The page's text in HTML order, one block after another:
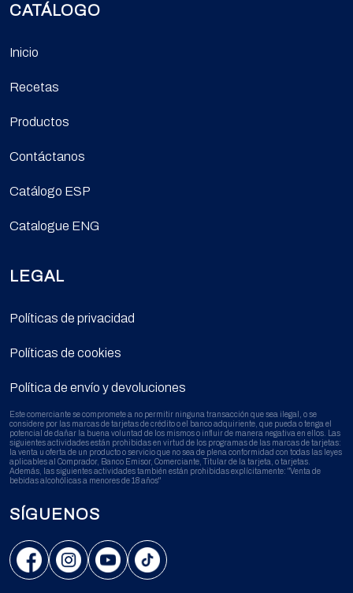
CATÁLOGO
Inicio
Recetas
Productos
Contáctanos
Catálogo ESP
Catalogue ENG
LEGAL
Políticas de privacidad
Políticas de cookies
Política de envío y devoluciones
Este comerciante se compromete a no permitir ninguna transacción que sea ilegal, o se
considere por las marcas de tarjetas de crédito o el banco adquiriente, que pueda o tenga el
potencial de dañar la buena voluntad de los mismos o influir de manera negativa en ellos. Las
siguientes actividades están prohibidas en virtud de los programas de las marcas de tarjetas:
la venta u oferta de un producto o servicio que no sea de plena conformidad con todas las leyes
aplicables al Comprador, Banco Emisor, Comerciante, Titular de la tarjeta, o tarjetas.
Además, las siguientes actividades también están prohibidas explícitamente: "Venta de
bebidas alcohólicas a menores de 18 años"
SÍGUENOS